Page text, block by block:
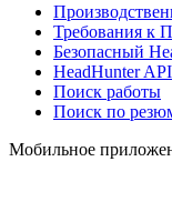
Требования к
Безопасный
HeadHunter API
Поиск работы
Поиск по
Мобильное